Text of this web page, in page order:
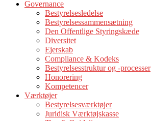
Governance
Bestyrelsesledelse
Bestyrelsessammensætning
Den Offentlige Styringskæde
Diversitet
Ejerskab
Compliance & Kodeks
Bestyrelsesstruktur og -processer
Honorering
Kompetencer
Værktøjer
Bestyrelsesværktøjer
Juridisk Værktøjskasse